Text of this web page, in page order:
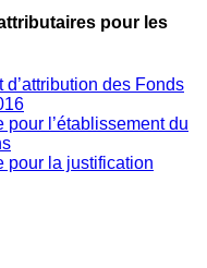
pour les
des Fonds
pour l’établissement du
pour la justification